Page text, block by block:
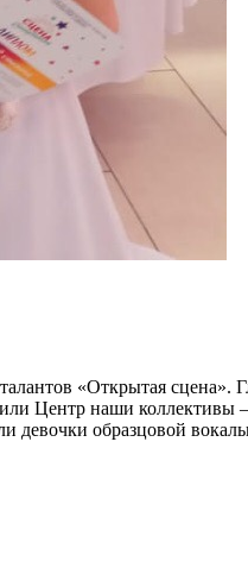
«Открытая
Центр наши
образцовой